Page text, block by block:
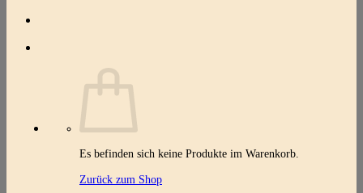
Es befinden sich keine Produkte im Warenkorb.
Zurück zum Shop